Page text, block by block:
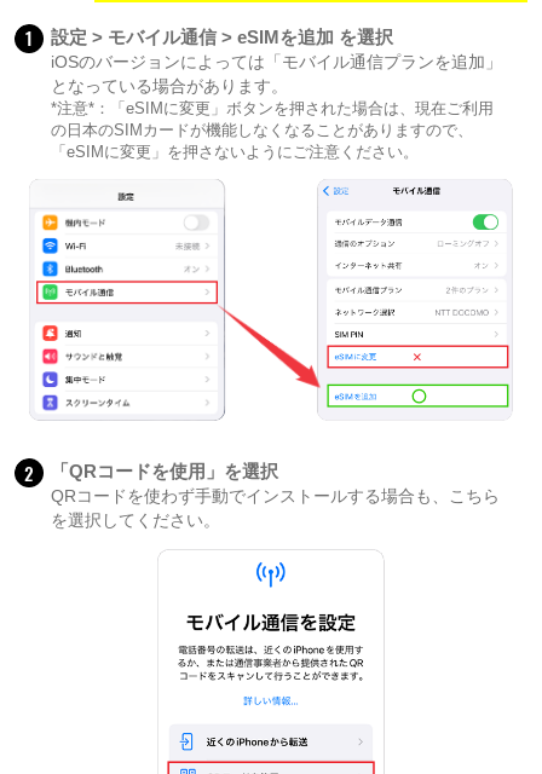
1 設定 > モバイル通信 > eSIMを追加 を選択
iOSのバージョンによっては「モバイル通信プランを追加」
となっている場合があります。
*注意*：「eSIMに変更」ボタンを押された場合は、現在ご利用
の日本のSIMカードが機能しなくなることがありますので、
「eSIMに変更」を押さないようにご注意ください。
2 「QRコードを使用」を選択
QRコードを使わず手動でインストールする場合も、こちら
を選択してください。